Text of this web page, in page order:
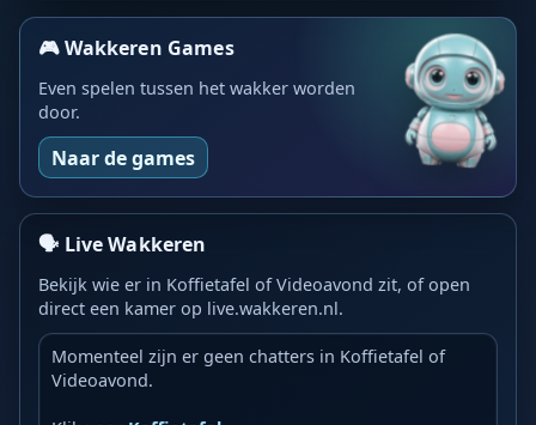
🎮 Wakkeren Games
Even spelen tussen het wakker worden
door.
Naar de games
🗣️ Live Wakkeren
Bekijk wie er in Koffietafel of Videoavond zit, of open
direct een kamer op live.wakkeren.nl.
Momenteel zijn er geen chatters in Koffietafel of
Videoavond.